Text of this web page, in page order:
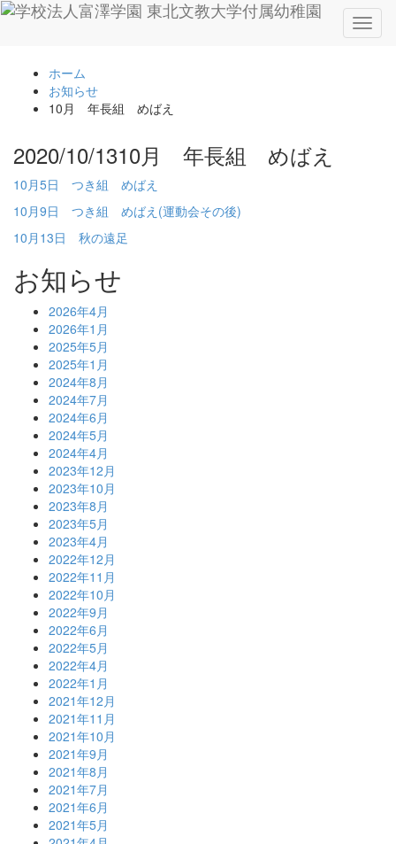
ホーム
お知らせ
10月 年長組 めばえ
2020/10/1310月 年長組 めばえ
10月5日 つき組 めばえ
10月9日 つき組 めばえ(運動会その後)
10月13日 秋の遠足
お知らせ
2026年4月
2026年1月
2025年5月
2025年1月
2024年8月
2024年7月
2024年6月
2024年5月
2024年4月
2023年12月
2023年10月
2023年8月
2023年5月
2023年4月
2022年12月
2022年11月
2022年10月
2022年9月
2022年6月
2022年5月
2022年4月
2022年1月
2021年12月
2021年11月
2021年10月
2021年9月
2021年8月
2021年7月
2021年6月
2021年5月